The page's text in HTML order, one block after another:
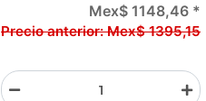
Mex$ 1148,46 *
Precio anterior:Mex$ 1395,15